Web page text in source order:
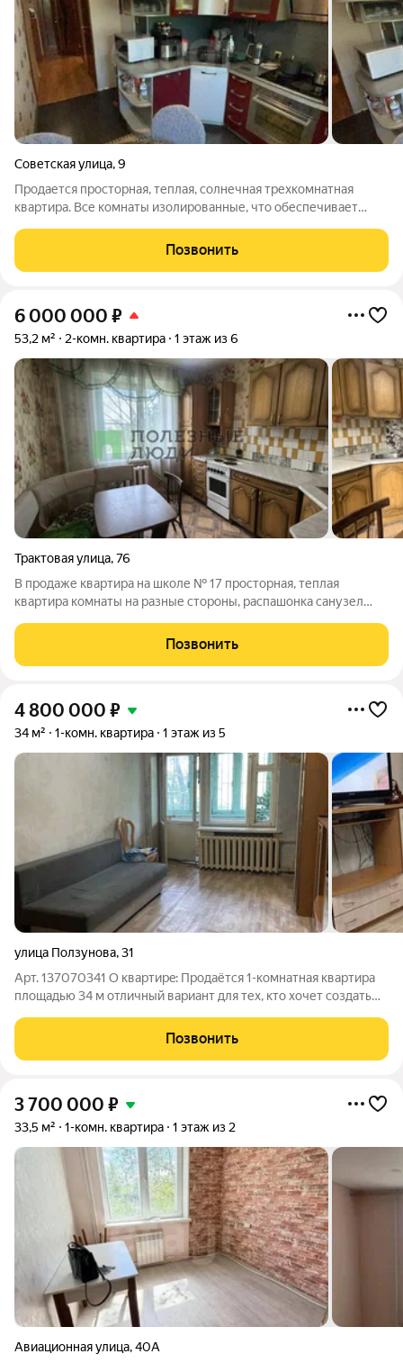
Советская улица,9
Продается просторная, теплая, солнечная трехкомнатная
квартира. Все комнаты изолированные, что обеспечивает
стороны с видом на детские площадки. Квартира находится в
хорошем состоянии:
Позвонить
6 000 000 ₽
53,2 м² 2-комн. квартира 1 этаж из 6
Трактовая улица,76
В продаже квартира на школе № 17 просторная, теплая
квартира комнаты на разные стороны, распашонка санузел
угловая квартира полностью под ремонт По документам: один
взрослый собственник не
Позвонить
4 800 000 ₽
34 м² 1-комн. квартира 1 этаж из 5
улица Ползунова,31
Арт. 137070341 O квapтиpe: Продаётся 1-комнатная квартира
площадью 34 м отличный вариант для тех, кто хочет создать
под ремонт, что даёт уникальную возможность реализовать
собственный
Позвонить
3 700 000 ₽
33,5 м² 1-комн. квартира 1 этаж из 2
Авиационная улица,40А